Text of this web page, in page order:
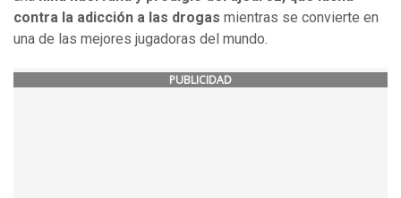
contra la adicción a las drogas mientras se convierte en
una de las mejores jugadoras del mundo.
PUBLICIDAD